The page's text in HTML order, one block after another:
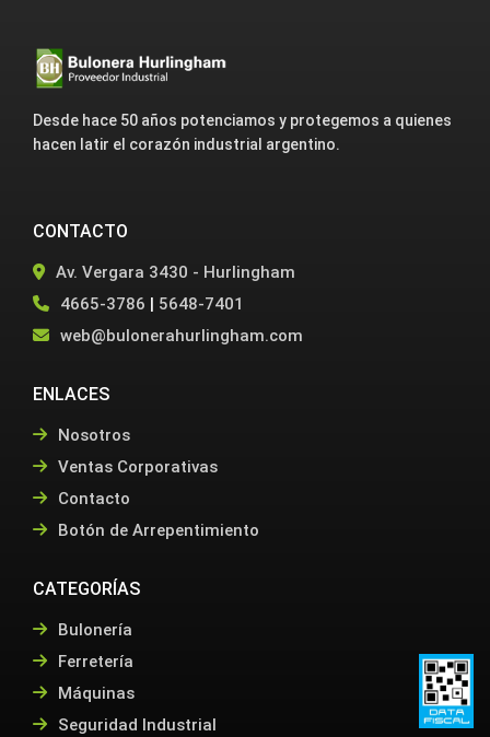
Desde hace 50 años potenciamos y protegemos a quienes
hacen latir el corazón industrial argentino.
CONTACTO
Av. Vergara 3430 - Hurlingham
4665-3786 | 5648-7401
web@bulonerahurlingham.com
ENLACES
Nosotros
Ventas Corporativas
Contacto
Botón de Arrepentimiento
CATEGORÍAS
Bulonería
Ferretería
Máquinas
Seguridad Industrial